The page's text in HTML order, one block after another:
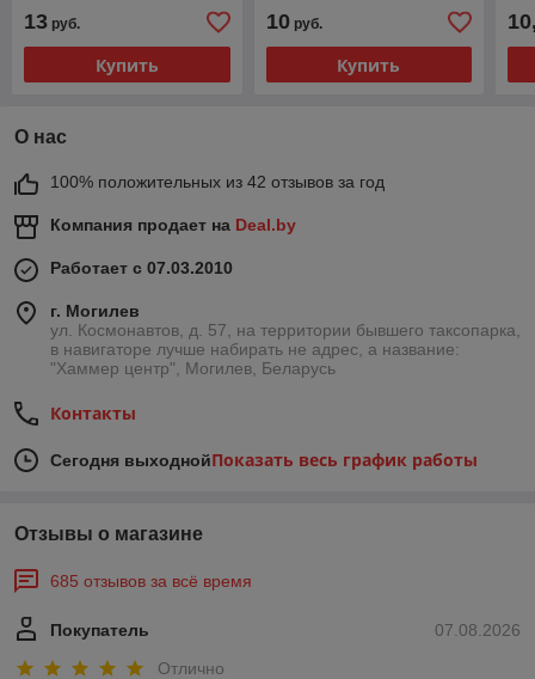
13 руб.
Купить
10руб.
Купить
О нас
100% положительных из 42 отзывов за год
Компания продает на Deal.by
Работает с 07.03.2010
г. Могилев
ул. Космонавтов, д. 57, на территории бывшего таксопарка,
в навигаторе лучше набирать не адрес, а название:
"Хаммер центр", Могилев, Беларусь
Контакты
Сегодня выходнойПоказать весь график работы
Отзывы о магазине
685 отзывов за всё время
07.08.2026
Покупатель
Отлично